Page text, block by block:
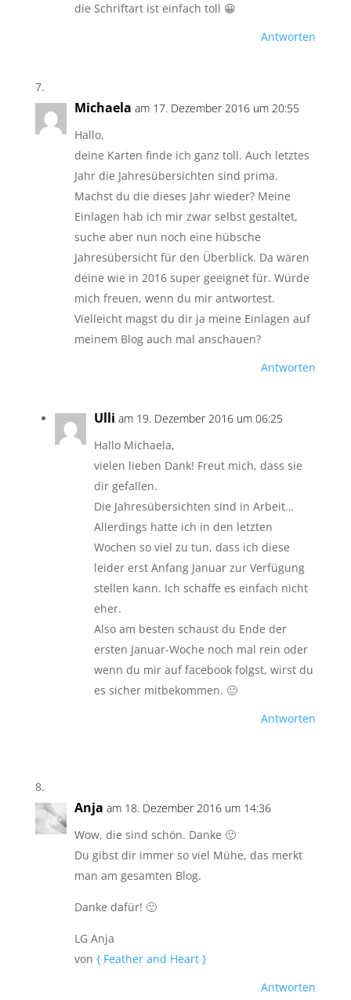
die Schriftart ist einfach toll 😀
Antworten
Michaela am 17. Dezember 2016 um 20:55
Hallo,
deine Karten finde ich ganz toll. Auch letztes
Jahr die Jahresübersichten sind prima.
Machst du die dieses Jahr wieder? Meine
Einlagen hab ich mir zwar selbst gestaltet,
suche aber nun noch eine hübsche
Jahresübersicht für den Überblick. Da wären
deine wie in 2016 super geeignet für. Würde
mich freuen, wenn du mir antwortest.
Vielleicht magst du dir ja meine Einlagen auf
meinem Blog auch mal anschauen?
Antworten
Ulli am 19. Dezember 2016 um 06:25
Hallo Michaela,
vielen lieben Dank! Freut mich, dass sie
dir gefallen.
Die Jahresübersichten sind in Arbeit…
Allerdings hatte ich in den letzten
Wochen so viel zu tun, dass ich diese
leider erst Anfang Januar zur Verfügung
stellen kann. Ich schaffe es einfach nicht
eher.
Also am besten schaust du Ende der
ersten Januar-Woche noch mal rein oder
wenn du mir auf facebook folgst, wirst du
es sicher mitbekommen. 🙂
Antworten
Anja am 18. Dezember 2016 um 14:36
Wow, die sind schön. Danke 🙂
Du gibst dir immer so viel Mühe, das merkt
man am gesamten Blog.
Danke dafür! 🙂
LG Anja
von { Feather and Heart }
Antworten